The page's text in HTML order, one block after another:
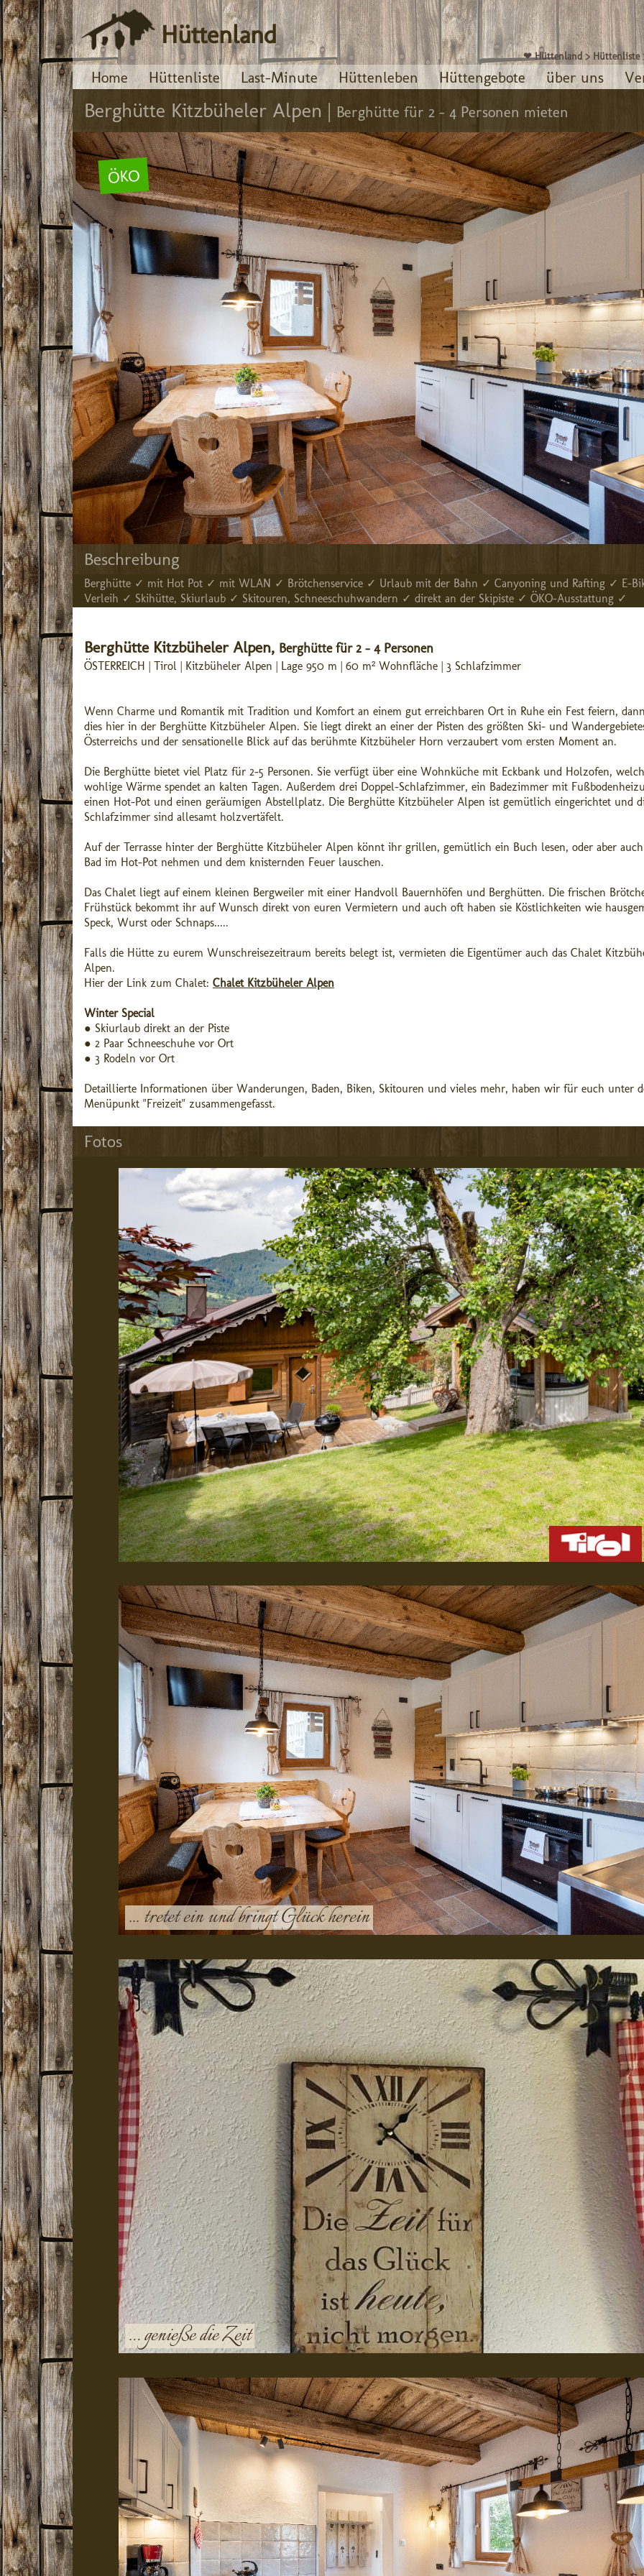
❤ Hüttenland > Hüttenliste
Hüttenland
Home Hüttenliste Last-Minute Hüttenleben Hüttengebote über uns
Berghütte Kitzbüheler Alpen | Berghütte für 2 - 4 Personen mieten
ÖKO
Beschreibung
Berghütte ✓ mit Hot Pot ✓ mit WLAN ✓ Brötchenservice ✓ Urlaub mit der Bahn ✓ Canyoning und Rafting ✓ E-
Verleih ✓ Skihütte, Skiurlaub ✓ Skitouren, Schneeschuhwandern ✓ direkt an der Skipiste ✓ ÖKO-Ausstattung ✓
Berghütte Kitzbüheler Alpen, Berghütte für 2 - 4 Personen
ÖSTERREICH | Tirol | Kitzbüheler Alpen | Lage 950 m | 60 m² Wohnfläche | 3 Schlafzimmer
Wenn Charme und Romantik mit Tradition und Komfort an einem gut erreichbaren Ort in Ruhe ein Fest feiern,
dies hier in der Berghütte Kitzbüheler Alpen. Sie liegt direkt an einer der Pisten des größten Ski- und
Österreichs und der sensationelle Blick auf das berühmte Kitzbüheler Horn verzaubert vom ersten Moment an.
Die Berghütte bietet viel Platz für 2-5 Personen. Sie verfügt über eine Wohnküche mit Eckbank und Holzofen,
wohlige Wärme spendet an kalten Tagen. Außerdem drei Doppel-Schlafzimmer, ein Badezimmer mit
einen Hot-Pot und einen geräumigen Abstellplatz. Die Berghütte Kitzbüheler Alpen ist gemütlich eingerichtet und
Schlafzimmer sind allesamt holzvertäfelt.
Auf der Terrasse hinter der Berghütte Kitzbüheler Alpen könnt ihr grillen, gemütlich ein Buch lesen, oder aber
Bad im Hot-Pot nehmen und dem knisternden Feuer lauschen.
Das Chalet liegt auf einem kleinen Bergweiler mit einer Handvoll Bauernhöfen und Berghütten. Die frischen
Frühstück bekommt ihr auf Wunsch direkt von euren Vermietern und auch oft haben sie Köstlichkeiten wie
Speck, Wurst oder Schnaps.....
Falls die Hütte zu eurem Wunschreisezeitraum bereits belegt ist, vermieten die Eigentümer auch das Chalet
Alpen.
Hier der Link zum Chalet: Chalet Kitzbüheler Alpen
Winter Special
● Skiurlaub direkt an der Piste
● 2 Paar Schneeschuhe vor Ort
● 3 Rodeln vor Ort
Detaillierte Informationen über Wanderungen, Baden, Biken, Skitouren und vieles mehr, haben wir für euch unter
Menüpunkt "Freizeit" zusammengefasst.
Fotos
... tretet ein und bringt Glück herein
… genieße die Zeit